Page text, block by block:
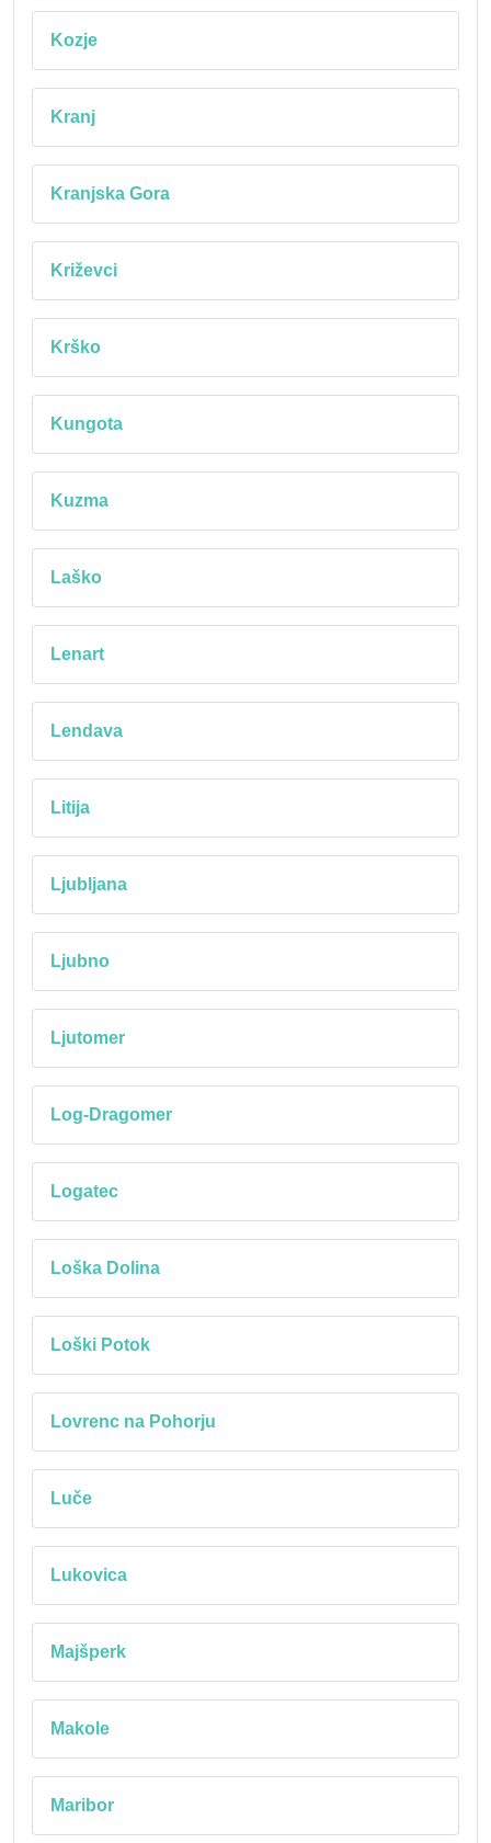
Kozje
Kranj
Kranjska Gora
Križevci
Krško
Kungota
Kuzma
Laško
Lenart
Lendava
Litija
Ljubljana
Ljubno
Ljutomer
Log-Dragomer
Logatec
Loška Dolina
Loški Potok
Lovrenc na Pohorju
Luče
Lukovica
Majšperk
Makole
Maribor